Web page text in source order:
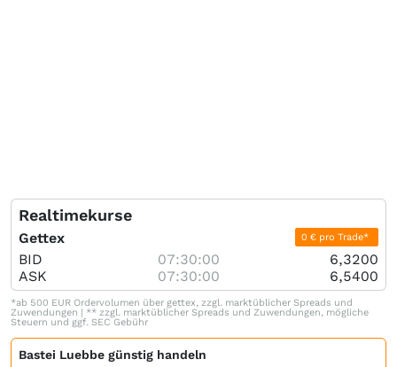
Realtimekurse
Gettex 0 € pro Trade*
BID 07:30:00
6,3200
ASK
07:30:00 6,5400
*ab 500 EUR Ordervolumen über gettex, zzgl. marktüblicher Spreads und
Zuwendungen | ** zzgl. marktüblicher Spreads und Zuwendungen, mögliche
Steuern und ggf. SEC Gebühr
Bastei Luebbe günstig handeln